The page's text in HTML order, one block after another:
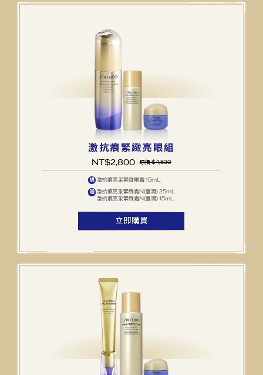
激抗痕緊緻亮眼組
NT$2,800 原價 $4,530
購 激抗痕亮采緊緻眼霜 15mL
贈 激抗痕亮采緊緻露N(豐潤) 25mL
激抗痕亮采緊緻霜N(豐潤) 15mL
立即購買